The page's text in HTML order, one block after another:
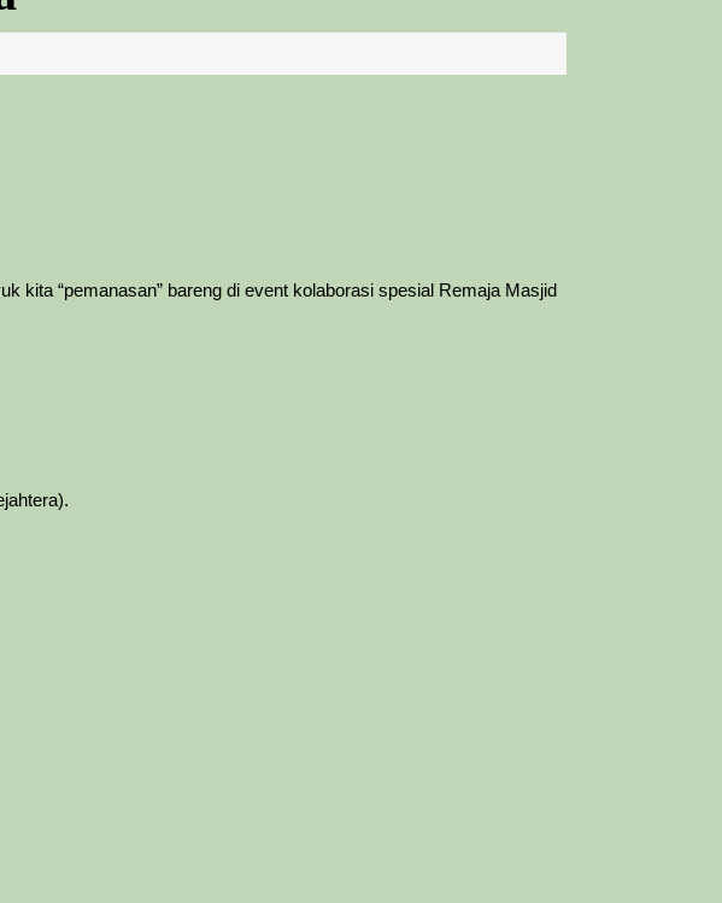
kita “pemanasan” bareng di event kolaborasi spesial Remaja Masjid